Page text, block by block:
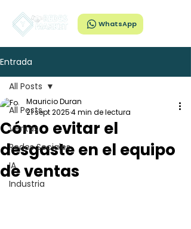
WhatsApp
Entrada
All Posts
Ventas
Redes Sociales
IA
Industria
All Posts
Cómo evitar el
desgaste en el equipo
de ventas
Mauricio Duran
21 sept 20254 min de lectura